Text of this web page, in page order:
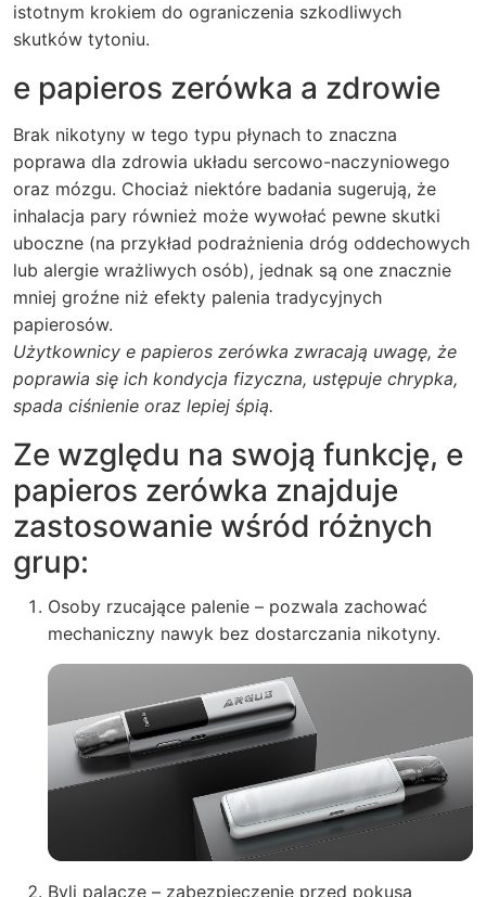
istotnym krokiem do ograniczenia szkodliwych
skutków tytoniu.
e papieros zerówka a zdrowie
Brak nikotyny w tego typu płynach to znaczna
poprawa dla zdrowia układu sercowo-naczyniowego
oraz mózgu. Chociaż niektóre badania sugerują, że
inhalacja pary również może wywołać pewne skutki
uboczne (na przykład podrażnienia dróg oddechowych
lub alergie wrażliwych osób), jednak są one znacznie
mniej groźne niż efekty palenia tradycyjnych
papierosów.
Użytkownicy e papieros zerówka zwracają uwagę, że
poprawia się ich kondycja fizyczna, ustępuje chrypka,
spada ciśnienie oraz lepiej śpią.
Ze względu na swoją funkcję, e
papieros zerówka znajduje
zastosowanie wśród różnych
grup:
Osoby rzucające palenie – pozwala zachować
mechaniczny nawyk bez dostarczania nikotyny.
Byli palacze – zabezpieczenie przed pokusą